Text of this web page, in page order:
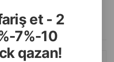
et - 2
7%-10
qazan!